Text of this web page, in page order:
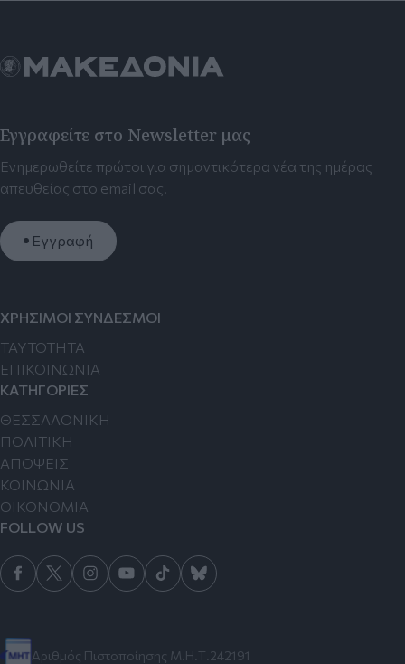
Εγγραφείτε στο Newsletter μας
Ενημερωθείτε πρώτοι για σημαντικότερα νέα της ημέρας
απευθείας στο email σας.
Εγγραφή
Αριθμός Πιστοποίησης Μ.Η.Τ.242191
ΧΡΗΣΙΜΟΙ ΣΥΝΔΕΣΜΟΙ
TAYTOTHTA
ΕΠΙΚΟΙΝΩΝΙΑ
ΚΑΤΗΓΟΡΙΕΣ
ΘΕΣΣΑΛΟΝΙΚΗ
ΠΟΛΙΤΙΚΗ
ΑΠΟΨΕΙΣ
ΚΟΙΝΩΝΙΑ
ΟΙΚΟΝΟΜΙΑ
FOLLOW US